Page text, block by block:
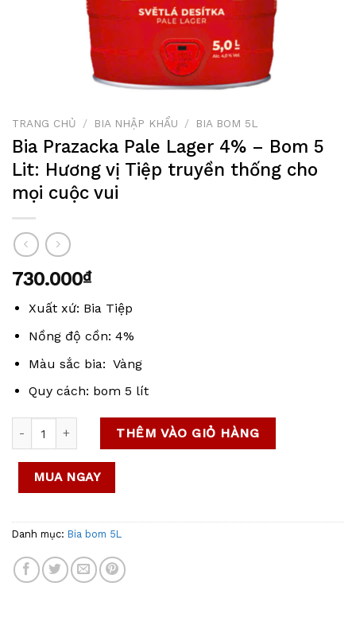
TRANG CHỦ / BIA NHẬP KHẨU / BIA BOM 5L
Bia Prazacka Pale Lager 4% – Bom 5
Lit: Hương vị Tiệp truyền thống cho
mọi cuộc vui
730.000₫
Xuất xứ: Bia Tiệp
Nồng độ cồn: 4%
Màu sắc bia: Vàng
Quy cách: bom 5 lít
Bia Prazacka Pale Lager 4% – Bom 5 Lit: Hương vị Tiệp
THÊM VÀO GIỎ HÀNG
MUA NGAY
Danh mục: Bia bom 5L